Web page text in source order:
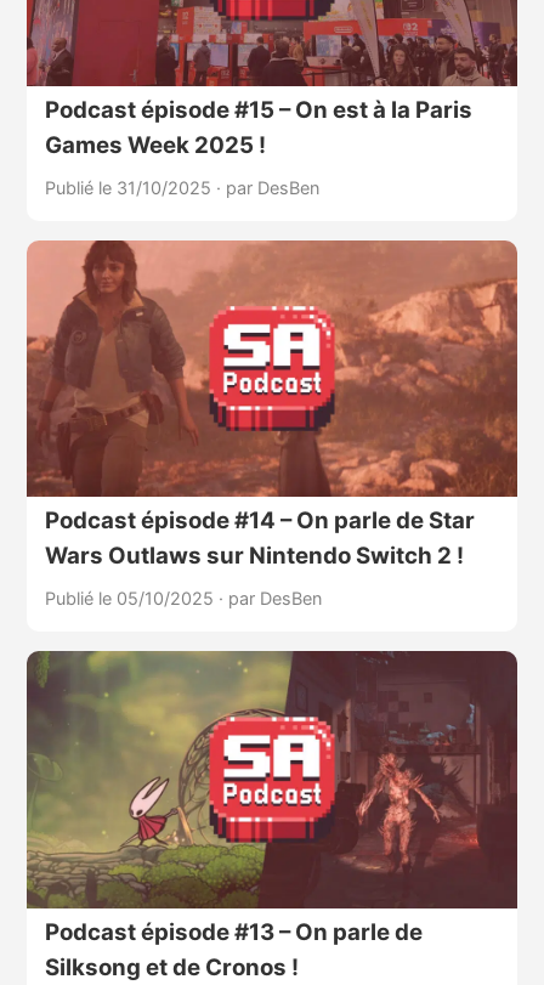
Podcast épisode #15 – On est à la Paris
Games Week 2025 !
Publié le 31/10/2025 · par DesBen
Podcast épisode #14 – On parle de Star
Wars Outlaws sur Nintendo Switch 2 !
Publié le 05/10/2025 · par DesBen
Podcast épisode #13 – On parle de
Silksong et de Cronos !